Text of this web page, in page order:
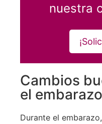
nuestra
Cambios
el embarazo
Durante el